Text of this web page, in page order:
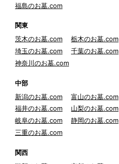
福島のお墓.com
関東
茨木のお墓.com
栃木のお墓.com
埼玉のお墓.com
千葉のお墓.com
神奈川のお墓.com
中部
新潟のお墓.com
富山のお墓.com
福井のお墓.com
山梨のお墓.com
岐阜のお墓.com
静岡のお墓.com
三重のお墓.com
関西